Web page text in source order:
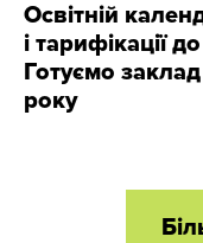
Освітній
і тарифікації
Готуємо
року